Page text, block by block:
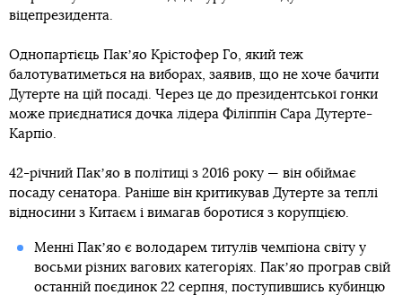
віцепрезидента.
Однопартієць Пакʼяо Крістофер Го, який теж
балотуватиметься на виборах, заявив, що не хоче бачити
Дутерте на цій посаді. Через це до президентської гонки
може приєднатися дочка лідера Філіппін Сара Дутерте-
Карпіо.
42-річний Пакʼяо в політиці з 2016 року — він обіймає
посаду сенатора. Раніше він критикував Дутерте за теплі
відносини з Китаєм і вимагав боротися з корупцією.
Менні Пакʼяо є володарем титулів чемпіона світу у
восьми різних вагових категоріях. Пакʼяо програв свій
останній поєдинок 22 серпня, поступившись кубинцю